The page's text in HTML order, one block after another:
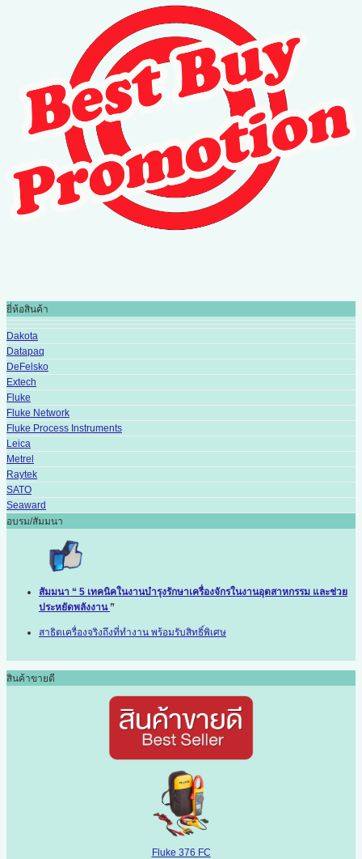
ยี่ห้อสินค้า
Dakota
Datapaq
DeFelsko
Extech
Fluke
Fluke Network
Fluke Process Instruments
Leica
Metrel
Raytek
SATO
Seaward
อบรม/สัมมนา
สัมมนา “ 5 เทคนิคในงานบำรุงรักษาเครื่องจักรในงานอุตสาหกรรม และช่วย
ประหยัดพลังงาน ”
สาธิตเครื่องจริงถึงที่ทำงาน พร้อมรับสิทธิ์พิเศษ
สินค้าขายดี
Fluke 376 FC